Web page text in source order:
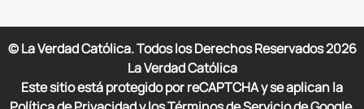
© La Verdad Católica. Todos los Derechos Reservados2026
La Verdad Católica
Este sitio está protegido por reCAPTCHA y se aplican la